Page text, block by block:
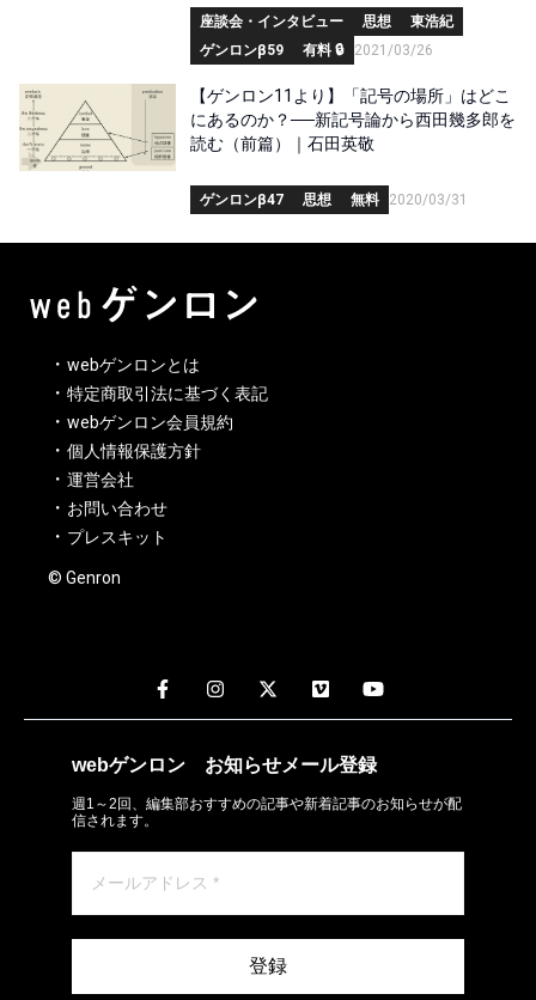
座談会・インタビュー 思想
東浩紀
ゲンロンβ59
有料 🔒 2021/03/26
【ゲンロン11より】「記号の場所」はどこ
にあるのか？──新記号論から西田幾多郎を
読む（前篇）｜石田英敬
ゲンロンβ47 思想 無料 2020/03/31
webゲンロンとは
特定商取引法に基づく表記
webゲンロン会員規約
個人情報保護方針
運営会社
お問い合わせ
プレスキット
© Genron
webゲンロン お知らせメール登録
週1～2回、編集部おすすめの記事や新着記事のお知らせが配
信されます。
登録